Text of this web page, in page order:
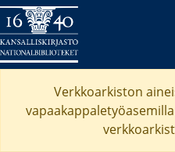
Verkkoarkiston